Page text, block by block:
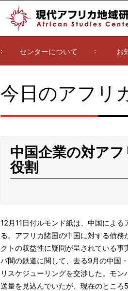
センターについて お
今日のアフリ
中国企業の対ア
役割
12月11日付ルモンド紙は、中国によ
る。アフリカ諸国の中国に対する債
クトの収益性に疑問が呈されている
バ間の鉄道に関して、去る9月の中国
リスケジューリングを交渉した。モ
送量を見込んでいたが、現在のとこ